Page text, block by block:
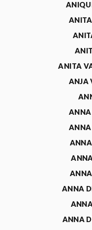
ANITA
ANJA
ANNA
ANNA
ANNA
ANNA